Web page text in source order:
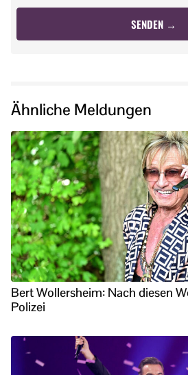
Ähnliche Meldungen
Bert Wollersheim: Nach diesen
Polizei